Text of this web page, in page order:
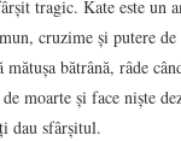
tragic. Kate este un
cruzime și putere
bătrână, râde
de moarte și face niște
dau sfârșitul.